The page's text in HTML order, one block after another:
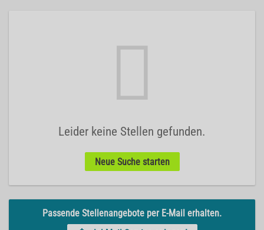
Leider keine Stellen gefunden.
Neue Suche starten
Passende Stellenangebote per E-Mail erhalten.